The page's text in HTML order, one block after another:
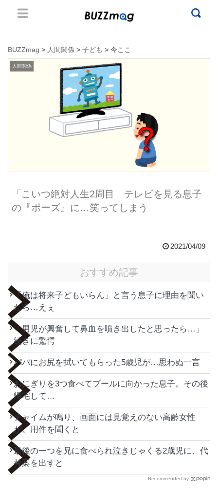
BUZZmag > 人間関係 > 子ども > 今ここ
人間関係
「こいつ絶対人生2周目」テレビを見る息子
の『ポーズ』に…笑ってしまう
2021/04/09
おすすめ記事
「俺は将来子どもいらん」と言う息子に理由を聞い
たら…えぇ
「男児が興奮して鼻血を噴き出したと思ったら…」
続きに驚愕
パパにお尻を拭いてもらった5歳児が…思わぬ一言
おにぎりを3つ食べてプールに向かった息子。その後
帰宅して…
チャイムが鳴り、画面には見覚えのない高齢女性
が。用件を聞くと
最後の一つを兄に食べられ泣きじゃくる2歳児に、代
替案を出すと
Recommended by